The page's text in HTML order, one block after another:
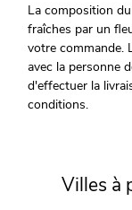
La composition
fraîches par un
votre commande.
avec la personne
d'effectuer la
conditions.
Villes à